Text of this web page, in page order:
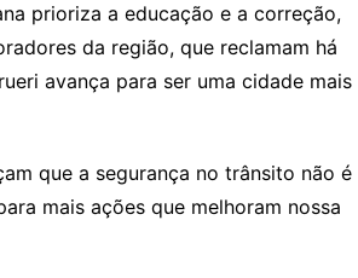
prioriza a educação e a correção,
da região, que reclamam há
avança para ser uma cidade mais
que a segurança no trânsito não é
mais ações que melhoram nossa